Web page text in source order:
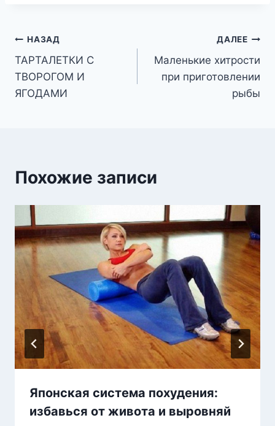
Навигация
по
записям
НАЗАД
ТАРТАЛЕТКИ С
ТВОРОГОМ И
ЯГОДАМИ
ДАЛЕЕ
Маленькие хитрости
при приготовлении
рыбы
Похожие записи
Японская система похудения:
избавься от живота и выровняй